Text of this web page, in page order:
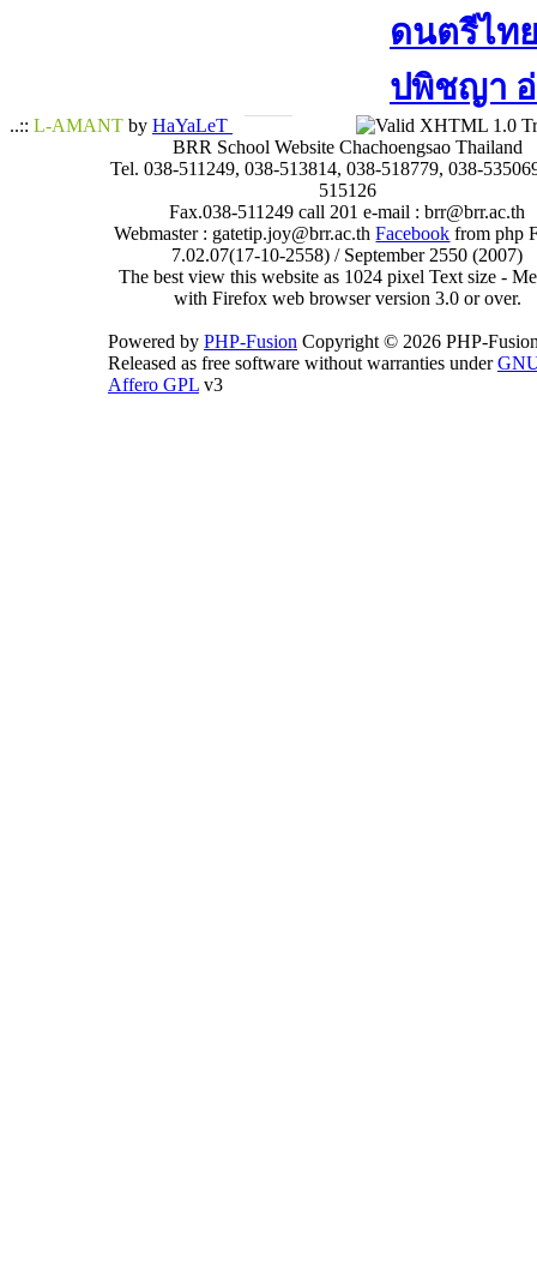
ดนตรีไท
ปพิชญา​ อ่
..:: L-AMANT by HaYaLeT
BRR School Website Chachoengsao Thailand
Tel. 038-511249, 038-513814, 038-518779, 038-
515126
Fax.038-511249 call 201 e-mail : brr@brr.ac.th
Webmaster : gatetip.joy@brr.ac.thFacebook from php
7.02.07(17-10-2558) / September 2550 (2007)
The best view this website as 1024 pixel Text size -
with Firefox web browser version 3.0 or over.
Powered by PHP-Fusion Copyright © 2026 PHP-
Released as free software without warranties under
Affero GPL v3